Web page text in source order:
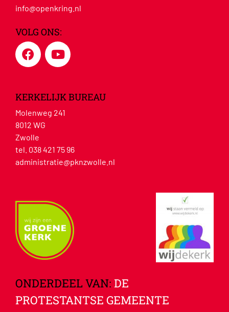
info@openkring.nl
VOLG ONS:
KERKELIJK BUREAU
Molenweg 241
8012 WG
Zwolle
tel. 038 421 75 96
administratie@pknzwolle.nl
ONDERDEEL VAN: DE
PROTESTANTSE GEMEENTE